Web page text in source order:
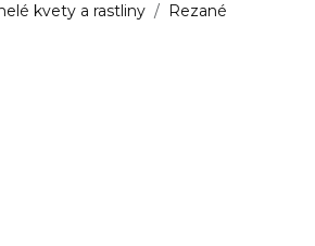
kvety a rastliny Rezané